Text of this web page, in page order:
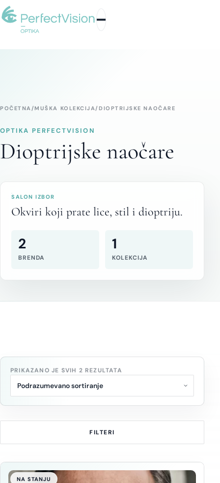
POČETNA/MUŠKA KOLEKCIJA/ DIOPTRIJSKE NAOČARE
OPTIKA PERFECTVISION
Dioptrijske naočare
SALON IZBOR
Okviri koji prate lice, stil i dioptriju.
2
BRENDA
1
KOLEKCIJA
PRIKAZANO JE SVIH 2 REZULTATA
FILTERI
NA STANJU